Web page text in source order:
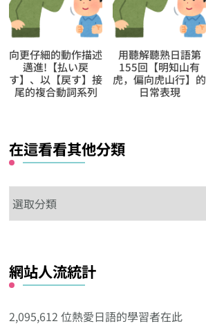
向更仔細的動作描述
邁進!【払い戻
す】、以【戻す】接
尾的複合動詞系列
用聽解聽熟日語第
155回【明知山有
虎，偏向虎山行】的
日常表現
在這看看其他分類
這
其
他
類
網站人流統計
2,095,612 位熱愛日語的學習者在此